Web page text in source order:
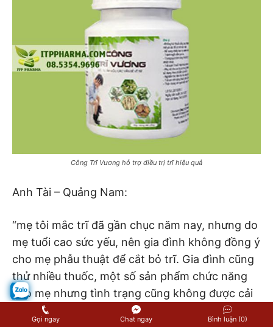
Công Trĩ Vương hỗ trợ điều trị trĩ hiệu quả
Anh Tài – Quảng Nam:
“mẹ tôi mắc trĩ đã gần chục năm nay, nhưng do
mẹ tuổi cao sức yếu, nên gia đình không đồng ý
cho mẹ phẫu thuật để cắt bỏ trĩ. Gia đình cũng
thử nhiều thuốc, một số sản phẩm chức năng
cho mẹ nhưng tình trạng cũng không được cải
thiện nhiều lắm. Tôi cũng lên mạng tìm hiểu,
Gọi ngay Chat ngay Bình luận (0)